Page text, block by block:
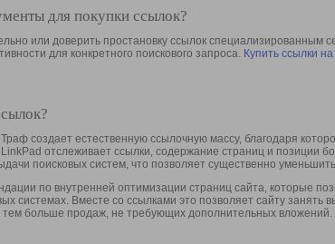
для покупки ссылок?
или доверить простановку ссылок специализированным
для конкретного поискового запроса. Купить ссылки
создает естественную ссылочную массу, благодаря
отслеживает ссылки, содержание страниц и
поисковых систем, что позволяет существенно
по внутренней оптимизации страниц сайта, которые
системах. Вместе со ссылками это позволяет сайту
тем больше продаж, не требующих дополнительных вложений.